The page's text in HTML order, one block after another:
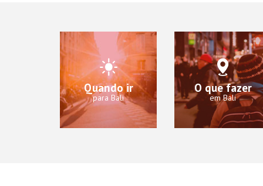
Quando ir
para Bali
O que fazer
em Bali